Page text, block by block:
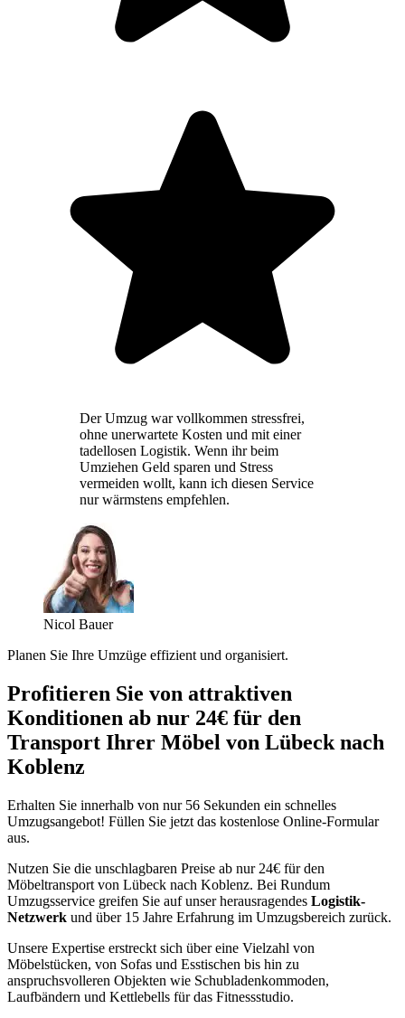
Der Umzug war vollkommen stressfrei,
ohne unerwartete Kosten und mit einer
tadellosen Logistik. Wenn ihr beim
Umziehen Geld sparen und Stress
vermeiden wollt, kann ich diesen Service
nur wärmstens empfehlen.
Nicol Bauer
Planen Sie Ihre Umzüge effizient und organisiert.
Profitieren Sie von attraktiven
Konditionen ab nur 24€ für den
Transport Ihrer Möbel von Lübeck nach
Koblenz
Erhalten Sie innerhalb von nur 56 Sekunden ein schnelles
Umzugsangebot! Füllen Sie jetzt das kostenlose Online-Formular
aus.
Nutzen Sie die unschlagbaren Preise ab nur 24€ für den
Möbeltransport von Lübeck nach Koblenz. Bei Rundum
Umzugsservice greifen Sie auf unser herausragendes Logistik-
Netzwerk und über 15 Jahre Erfahrung im Umzugsbereich zurück.
Unsere Expertise erstreckt sich über eine Vielzahl von
Möbelstücken, von Sofas und Esstischen bis hin zu
anspruchsvolleren Objekten wie Schubladenkommoden,
Laufbändern und Kettlebells für das Fitnessstudio.